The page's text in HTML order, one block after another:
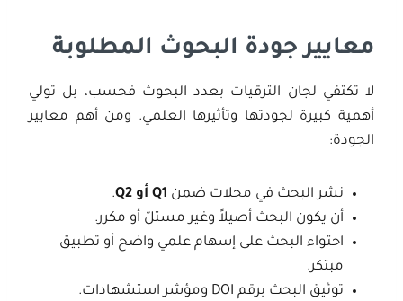
معايير جودة البحوث المطلوبة
لا تكتفي لجان الترقيات بعدد البحوث فحسب، بل تولي
أهمية كبيرة لجودتها وتأثيرها العلمي. ومن أهم معايير
الجودة:
نشر البحث في مجلات ضمن Q1 أو
.
أن يكون البحث أصيلاً وغير مستلّ أو مكرر.
احتواء البحث على إسهام علمي واضح أو تطبيق
مبتكر.
توثيق البحث برقم DOI ومؤشر استشهادات.